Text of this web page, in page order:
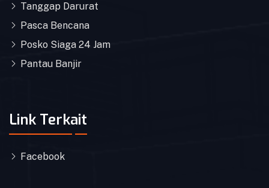
Tanggap Darurat
Pasca Bencana
Posko Siaga 24 Jam
Pantau Banjir
Link Terkait
Facebook